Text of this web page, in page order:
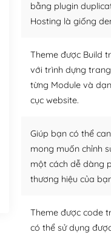
bằng plugin
Hosting là giống
Theme được Build
với trình dựng
từng Module và
cục website.
Giúp bạn có thể
mong muốn chỉnh
một cách dễ dàng
thương hiệu của
Theme được code
có thể sử dụng